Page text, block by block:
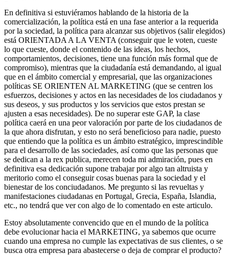
En definitiva si estuviéramos hablando de la historia de la
comercialización, la política está en una fase anterior a la requerida
por la sociedad, la política para alcanzar sus objetivos (salir elegidos)
está ORIENTADA A LA VENTA (conseguir que le voten, cueste
lo que cueste, donde el contenido de las ideas, los hechos,
comportamientos, decisiones, tiene una función más formal que de
compromiso), mientras que la ciudadanía está demandando, al igual
que en el ámbito comercial y empresarial, que las organizaciones
políticas SE ORIENTEN AL MARKETING (que se centren los
esfuerzos, decisiones y actos en las necesidades de los ciudadanos y
sus deseos, y sus productos y los servicios que estos prestan se
ajusten a esas necesidades). De no superar este GAP, la clase
política caerá en una peor valoración por parte de los ciudadanos de
la que ahora disfrutan, y esto no será beneficioso para nadie, puesto
que entiendo que la política es un ámbito estratégico, imprescindible
para el desarrollo de las sociedades, así como que las personas que
se dedican a la rex publica, merecen toda mi admiración, pues en
definitiva esa dedicación supone trabajar por algo tan altruista y
meritorio como el conseguir cosas buenas para la sociedad y el
bienestar de los conciudadanos. Me pregunto si las revueltas y
manifestaciones ciudadanas en Portugal, Grecia, España, Islandia,
etc., no tendrá que ver con algo de lo comentado en este articulo.
Estoy absolutamente convencido que en el mundo de la política
debe evolucionar hacia el MARKETING, ya sabemos que ocurre
cuando una empresa no cumple las expectativas de sus clientes, o se
busca otra empresa para abastecerse o deja de comprar el producto?